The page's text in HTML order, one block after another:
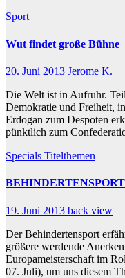
Sport
Wut findet große Bühne
20. Juni 2013 Jerome K.
Die Welt ist in Aufruhr.
Demokratie und Freiheit,
Erdogan zum Despoten
pünktlich zum
Specials Titelthemen
BEHINDERTENSPORT
19. Juni 2013 back view
Der Behindertensport
größere werdende
Europameisterschaft im
07. Juli), um uns diesem